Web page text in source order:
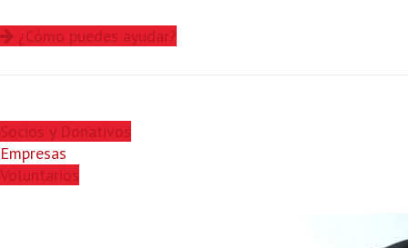
¿Cómo puedes ayudar?
Socios y Donativos
Empresas
Voluntarios